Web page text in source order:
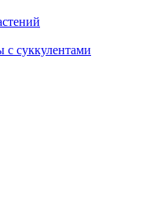
с суккулентами